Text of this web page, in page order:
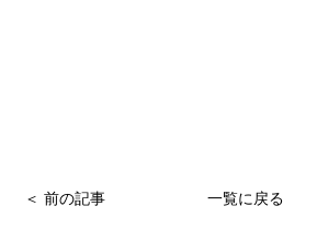
＜ 前の記事 一覧に戻る